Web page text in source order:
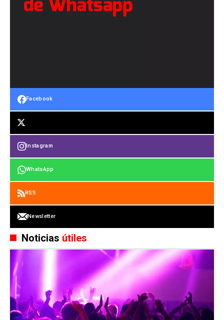
Facebook
Instagram
WhatsApp
RSS
Newsletter
Noticias útiles